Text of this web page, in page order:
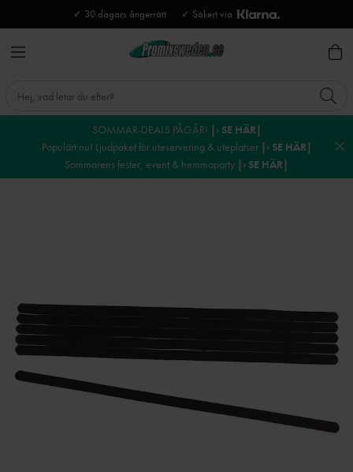
✓ 30 dagars ångerrätt ✓ Säkert via
SOMMAR-DEALS PÅGÅR! |› SE HÄR|
Populärt nu! Ljudpaket för uteservering & uteplatser |› SE HÄR|
Sommarens fester, event & hemmaparty |› SE HÄR|